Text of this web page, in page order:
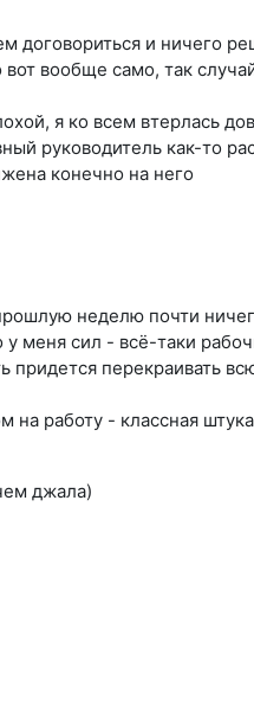
и ничего
вообще само, так
я ко всем втерлась
руководитель как-то
конечно на него
неделю почти
меня сил - всё-таки
перекраивать
на работу - классная
джала)